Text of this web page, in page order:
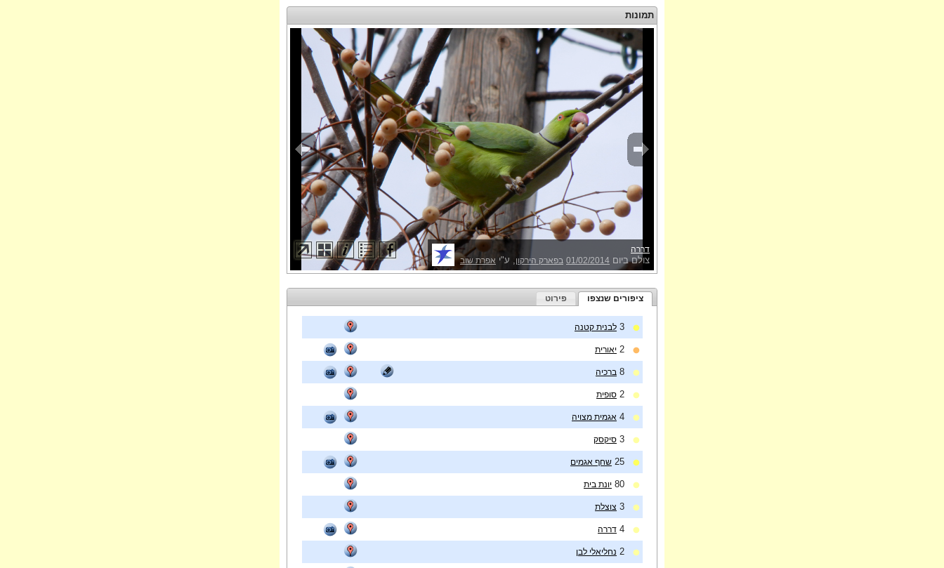
תמונות
דררה
צולם ביום 01/02/2014 בפארק הירקון, ע"י אפרת שוב
ציפורים שנצפו פירוט
3 לבנית קטנה
2 יאורית
8 ברכיה
2 סופית
4 אגמית מצויה
3 סיקסק
25 שחף אגמים
80 יונת בית
3 צוצלת
4 דררה
2 נחליאלי לבן